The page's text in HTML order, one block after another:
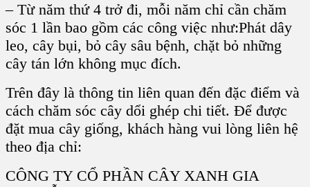
– Từ năm thứ 4 trở đi, mỗi năm chỉ cần chăm
sóc 1 lần bao gồm các công việc như:Phát dây
leo, cây bụi, bỏ cây sâu bệnh, chặt bỏ những
cây tán lớn không mục đích.
Trên đây là thông tin liên quan đến đặc điểm và
cách chăm sóc cây dổi ghép chi tiết. Để được
đặt mua cây giống, khách hàng vui lòng liên hệ
theo địa chỉ:
CÔNG TY CỔ PHẦN CÂY XANH GIA